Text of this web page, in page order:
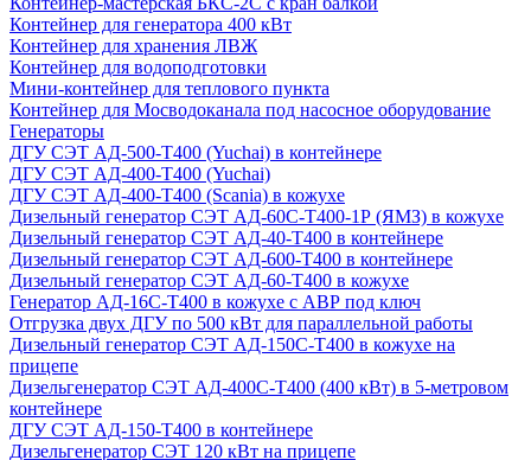
Контейнер для генератора 400 кВт
Контейнер для хранения ЛВЖ
Контейнер для водоподготовки
Мини-контейнер для теплового пункта
Контейнер для Мосводоканала под насосное оборудование
Генераторы
ДГУ СЭТ АД-500-Т400 (Yuchai) в контейнере
ДГУ СЭТ АД-400-Т400 (Yuchai)
ДГУ СЭТ АД-400-Т400 (Scania) в кожухе
Дизельный генератор СЭТ АД-60С-Т400-1Р (ЯМЗ) в кожухе
Дизельный генератор СЭТ АД-40-Т400 в контейнере
Дизельный генератор СЭТ АД-600-Т400 в контейнере
Дизельный генератор СЭТ АД-60-Т400 в кожухе
Генератор АД-16С-Т400 в кожухе с АВР под ключ
Отгрузка двух ДГУ по 500 кВт для параллельной работы
Дизельный генератор СЭТ АД-150С-Т400 в кожухе на
прицепе
Дизельгенератор СЭТ АД-400С-Т400 (400 кВт) в 5-метровом
контейнере
ДГУ СЭТ АД-150-Т400 в контейнере
Дизельгенератор СЭТ 120 кВт на прицепе